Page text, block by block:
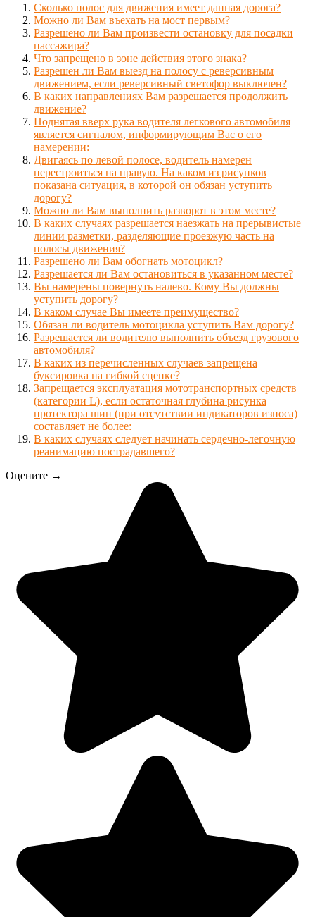
Сколько полос для движения имеет данная дорога?
Можно ли Вам въехать на мост первым?
Разрешено ли Вам произвести остановку для посадки
пассажира?
Что запрещено в зоне действия этого знака?
Разрешен ли Вам выезд на полосу с реверсивным
движением, если реверсивный светофор выключен?
В каких направлениях Вам разрешается продолжить
движение?
Поднятая вверх рука водителя легкового автомобиля
является сигналом, информирующим Вас о его
намерении:
Двигаясь по левой полосе, водитель намерен
перестроиться на правую. На каком из рисунков
показана ситуация, в которой он обязан уступить
дорогу?
Можно ли Вам выполнить разворот в этом месте?
В каких случаях разрешается наезжать на прерывистые
линии разметки, разделяющие проезжую часть на
полосы движения?
Разрешено ли Вам обогнать мотоцикл?
Разрешается ли Вам остановиться в указанном месте?
Вы намерены повернуть налево. Кому Вы должны
уступить дорогу?
В каком случае Вы имеете преимущество?
Обязан ли водитель мотоцикла уступить Вам дорогу?
Разрешается ли водителю выполнить объезд грузового
автомобиля?
В каких из перечисленных случаев запрещена
буксировка на гибкой сцепке?
Запрещается эксплуатация мототранспортных средств
(категории L), если остаточная глубина рисунка
протектора шин (при отсутствии индикаторов износа)
составляет не более:
В каких случаях следует начинать сердечно-легочную
реанимацию пострадавшего?
Оцените →